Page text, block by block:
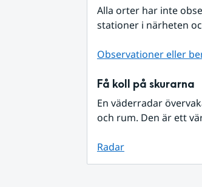
Alla orter har inte
stationer i närheten
Observationer eller
Få koll på skurarna
En väderradar
och rum. Den är ett
Radar